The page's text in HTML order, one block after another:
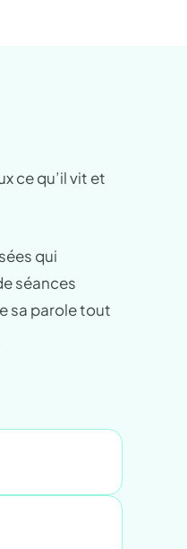
ce qu’il vit et
qui
séances
sa parole tout